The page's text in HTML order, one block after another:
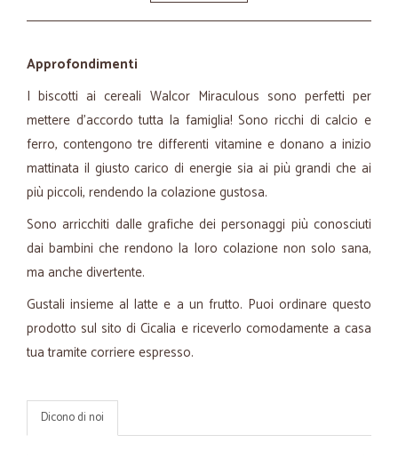
Approfondimenti
I biscotti ai cereali Walcor Miraculous sono perfetti per
mettere d'accordo tutta la famiglia! Sono ricchi di calcio e
ferro, contengono tre differenti vitamine e donano a inizio
mattinata il giusto carico di energie sia ai più grandi che ai
più piccoli, rendendo la colazione gustosa.
Sono arricchiti dalle grafiche dei personaggi più conosciuti
dai bambini che rendono la loro colazione non solo sana,
ma anche divertente.
Gustali insieme al latte e a un frutto. Puoi ordinare questo
prodotto sul sito di Cicalia e riceverlo comodamente a casa
tua tramite corriere espresso.
Dicono di noi